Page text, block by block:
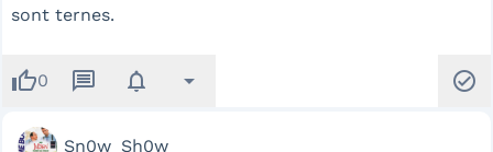
sont ternes.
thumb_up0 message notifications arrow_drop_down check_circle
Sn0w_Sh0w